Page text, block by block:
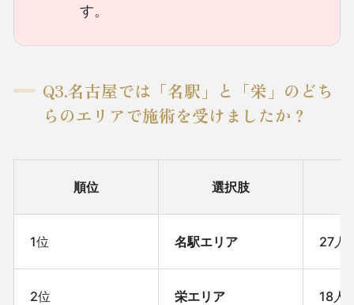
す。
Q3.名古屋では「名駅」と「栄」のどち
らのエリアで施術を受けましたか？
順位 選択肢
1位 名駅エリア 27人
2位 栄エリア 18人